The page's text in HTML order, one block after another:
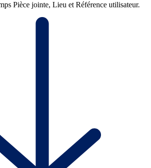
Pièce jointe, Lieu et Référence utilisateur.